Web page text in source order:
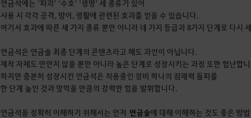
연금석에는 ‘파괴’ ‘수호’ ‘생명’ 세 종류가 있어
사용 시 각각 공격, 방어, 생활에 관련된 효과를 얻을 수 있습니다.
여기서 효과에 따른 세 가지 종류 뿐만 아니라 네 가지 등급과 8가지 단계로 다시
연금석은 연금술 최종 단계의 콘텐츠라고 해도 과언이 아닙니다.
제작 자체도 만만치 않을 뿐만 아니라 높은 단계로 성장시키는 과정 또한 험난합
하지만 충분히 성장시킨 연금석은 착용중인 장비 하나의 잠재력 돌파를
한 단계 높인 것과 맞먹을 만큼의 강력한 힘을 발휘합니다.
연금석을 정확히 이해하기 위해서는 먼저 연금술에 대해 이해하는 것도 좋은 방